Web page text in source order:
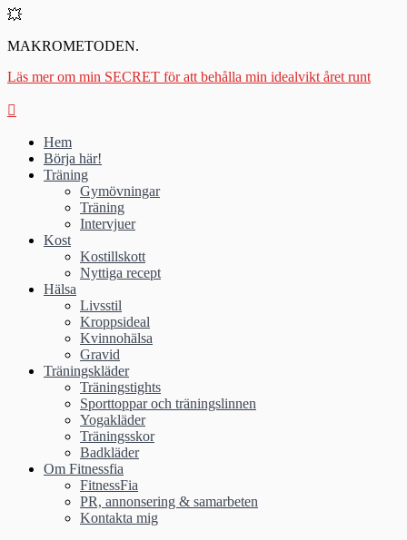
💥
MAKROMETODEN.
Läs mer om min SECRET för att behålla min idealvikt året runt
Hem
Börja här!
Träning
Gymövningar
Träning
Intervjuer
Kost
Kostillskott
Nyttiga recept
Hälsa
Livsstil
Kroppsideal
Kvinnohälsa
Gravid
Träningskläder
Träningstights
Sporttoppar och träningslinnen
Yogakläder
Träningsskor
Badkläder
Om Fitnessfia
FitnessFia
PR, annonsering & samarbeten
Kontakta mig